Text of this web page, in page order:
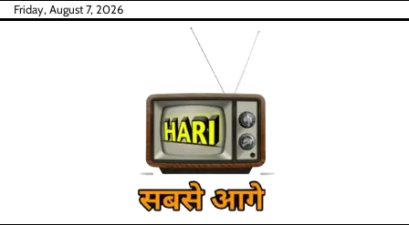
SkipFriday, August 7, 2026